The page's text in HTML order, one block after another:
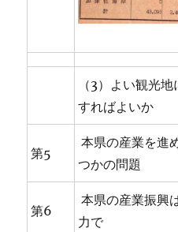
（3）よい観光
すればよいか
第5
本県の産業を進
つかの問題
第6
本県の産業振興
力で